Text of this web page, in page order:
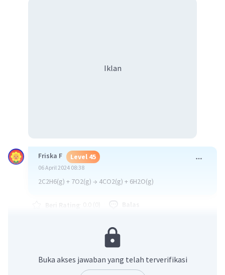
Iklan
Friska F Level 45
06 April 2024 08:38
2C2H6(g) + 7O2(g) → 4CO2(g) + 6H2O(g)
Balas
Buka akses jawaban yang telah terverifikasi